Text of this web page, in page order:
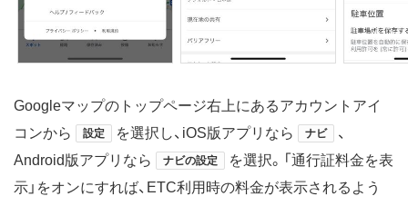
Googleマップのトップページ右上にあるアカウントアイ
コンから
設定 を選択し、iOS版アプリなら ナビ
、
Android版アプリなら
ナビの設定
を選択。「通行証料金を表
示」をオンにすれば、ETC利用時の料金が表示されるよう